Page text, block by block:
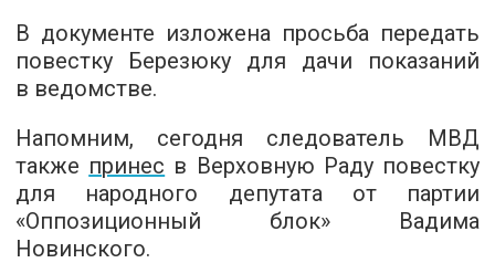
В документе изложена просьба передать
повестку Березюку для дачи показаний
в ведомстве.
Напомним, сегодня следователь МВД
также принес в Верховную Раду повестку
для народного депутата от партии
«Оппозиционный блок» Вадима
Новинского.